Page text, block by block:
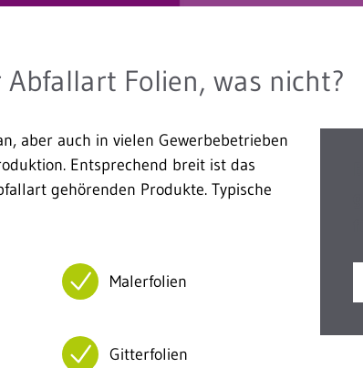
Abfallart Folien, was nicht?
aber auch in vielen Gewerbebetrieben
Entsprechend breit ist das
gehörenden Produkte. Typische
Malerfolien
Gitterfolien